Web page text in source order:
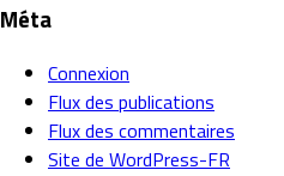
Méta
Connexion
Flux des publications
Flux des commentaires
Site de WordPress-FR